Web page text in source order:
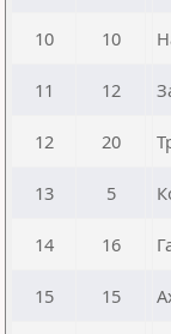
10 10
11 12
12 20
13 5
14 16
15 15